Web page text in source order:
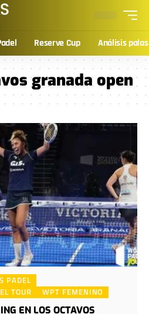
Reserve Cup Análisis palas
granada open
PADEL
TOUR
WPT FEMENINO
EN LOS OCTAVOS